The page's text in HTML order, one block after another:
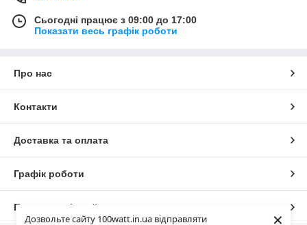
Дозвольте сайту 100watt.in.ua відправляти ×
Сьогодні працює з 09:00 до 17:00
Показати весь графік роботи
Про нас
Контакти
Доставка та оплата
Графік роботи
Повна версія сайту